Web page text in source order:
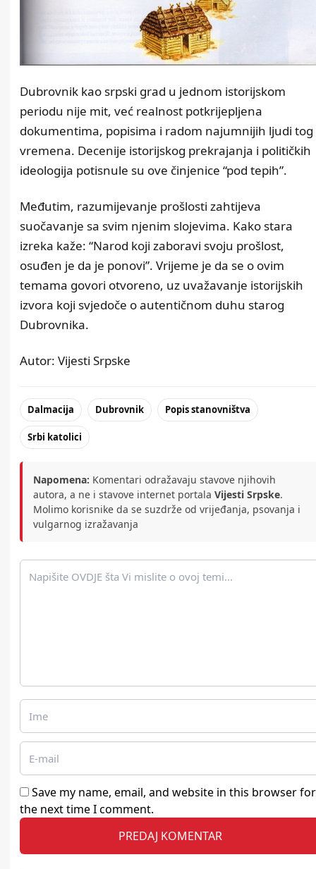
Dubrovnik kao srpski grad u jednom istorijskom
periodu nije mit, već realnost potkrijepljena
dokumentima, popisima i radom najumnijih ljudi tog
vremena. Decenije istorijskog prekrajanja i političkih
ideologija potisnule su ove činjenice “pod tepih”.
Međutim, razumijevanje prošlosti zahtijeva
suočavanje sa svim njenim slojevima. Kako stara
izreka kaže: “Narod koji zaboravi svoju prošlost,
osuđen je da je ponovi”. Vrijeme je da se o ovim
temama govori otvoreno, uz uvažavanje istorijskih
izvora koji svjedoče o autentičnom duhu starog
Dubrovnika.
Autor: Vijesti Srpske
Dalmacija Dubrovnik Popis stanovništva
Srbi katolici
Napomena: Komentari odražavaju stavove njihovih
autora, a ne i stavove internet portala Vijesti Srpske.
Molimo korisnike da se suzdrže od vrijeđanja, psovanja i
vulgarnog izražavanja
Save my name, email, and website in this browser for
the next time I comment.